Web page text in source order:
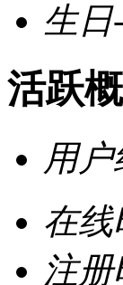
生日-
活跃
用户
在线
注